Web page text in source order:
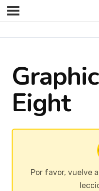
Eight
Por favor, vuelve